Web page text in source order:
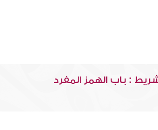
: باب الهمز المفرد